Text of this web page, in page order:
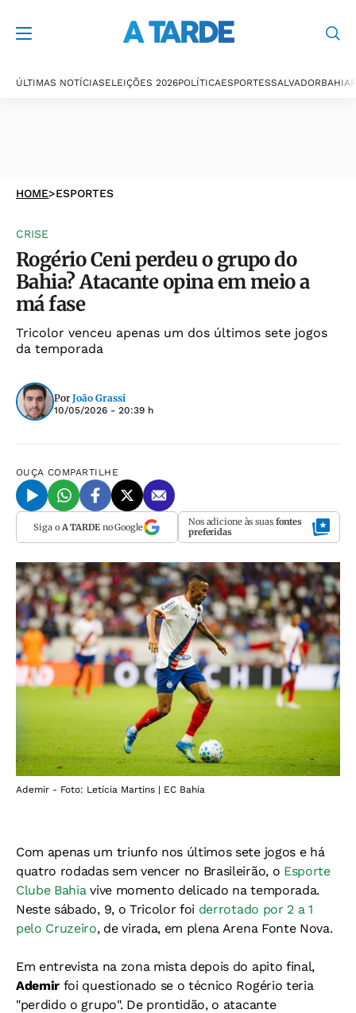
ÚLTIMAS NOTÍCIASELEIÇÕES 2026POLÍTICAESPORTESSALVADORBAHIA
HOME>ESPORTES
CRISE
Rogério Ceni perdeu o grupo do
Bahia? Atacante opina em meio a
má fase
Tricolor venceu apenas um dos últimos sete jogos
da temporada
Por João Grassi
10/05/2026 - 20:39 h
OUÇA COMPARTILHE
Siga o A TARDEno Google Nos adicione às suas fontes
preferidas
Ademir - Foto: Letícia Martins | EC Bahia
Com apenas um triunfo nos últimos sete jogos e há
quatro rodadas sem vencer no Brasileirão, o Esporte
Clube Bahiavive momento delicado na temporada.
Neste sábado, 9, o Tricolor foi derrotado por 2 a 1
pelo Cruzeiro, de virada, em plena Arena Fonte Nova.
Em entrevista na zona mista depois do apito final,
Ademir foi questionado se o técnico Rogério teria
"perdido o grupo". De prontidão, o atacante